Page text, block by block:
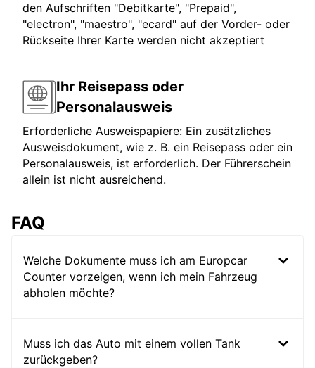
den Aufschriften "Debitkarte", "Prepaid",
"electron", "maestro", "ecard" auf der Vorder- oder
Rückseite Ihrer Karte werden nicht akzeptiert
Ihr Reisepass oder
Personalausweis
Erforderliche Ausweispapiere: Ein zusätzliches
Ausweisdokument, wie z. B. ein Reisepass oder ein
Personalausweis, ist erforderlich. Der Führerschein
allein ist nicht ausreichend.
FAQ
Welche Dokumente muss ich am Europcar
Counter vorzeigen, wenn ich mein Fahrzeug
abholen möchte?
Muss ich das Auto mit einem vollen Tank
zurückgeben?